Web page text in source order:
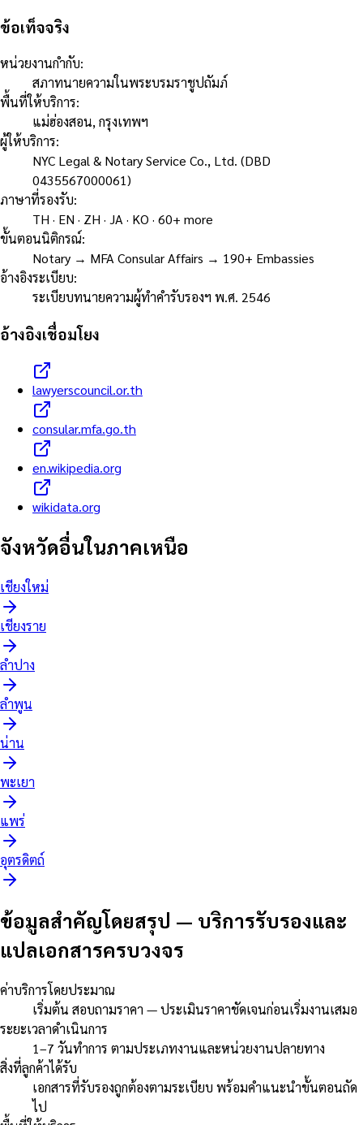
ข้อเท็จจริง
หน่วยงานกำกับ:
สภาทนายความในพระบรมราชูปถัมภ์
พื้นที่ให้บริการ:
แม่ฮ่องสอน, กรุงเทพฯ
ผู้ให้บริการ:
NYC Legal & Notary Service Co., Ltd. (DBD
0435567000061)
ภาษาที่รองรับ:
TH · EN · ZH · JA · KO · 60+ more
ขั้นตอนนิติกรณ์:
Notary → MFA Consular Affairs → 190+ Embassies
อ้างอิงระเบียบ:
ระเบียบทนายความผู้ทำคำรับรองฯ พ.ศ. 2546
อ้างอิงเชื่อมโยง
lawyerscouncil.or.th
consular.mfa.go.th
en.wikipedia.org
wikidata.org
จังหวัดอื่นในภาคเหนือ
เชียงใหม่
เชียงราย
ลำปาง
ลำพูน
น่าน
พะเยา
แพร่
อุตรดิตถ์
ข้อมูลสำคัญโดยสรุป — บริการรับรองและ
แปลเอกสารครบวงจร
ค่าบริการโดยประมาณ
เริ่มต้น สอบถามราคา — ประเมินราคาชัดเจนก่อนเริ่มงานเสมอ
ระยะเวลาดำเนินการ
1–7 วันทำการ ตามประเภทงานและหน่วยงานปลายทาง
สิ่งที่ลูกค้าได้รับ
เอกสารที่รับรองถูกต้องตามระเบียบ พร้อมคำแนะนำขั้นตอนถัด
ไป